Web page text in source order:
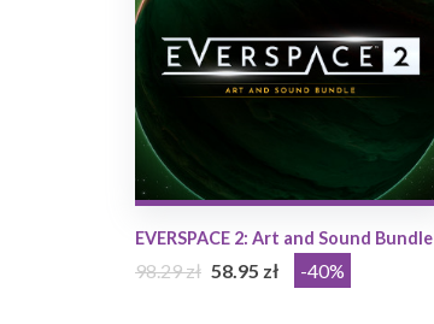
EVERSPACE 2: Art and Sound Bundle
98.29 zł 58.95 zł -40%